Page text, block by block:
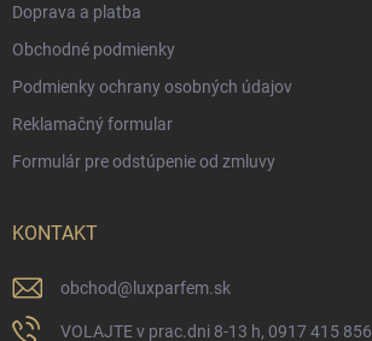
Doprava a platba
Obchodné podmienky
Podmienky ochrany osobných údajov
Reklamačný formular
Formulár pre odstúpenie od zmluvy
KONTAKT
obchod@ luxparfem.sk
VOLAJTE v prac.dni 8-13 h, 0917 415 856